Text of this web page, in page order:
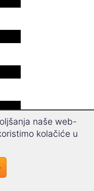
naše web-
kolačiće u